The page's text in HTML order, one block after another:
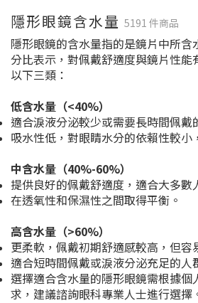
隱形眼鏡含水量 5191 件商品
隱形眼鏡的含水量指的是鏡片中所含
分比表示，對佩戴舒適度與鏡片性能
以下三類：
低含水量（<40%）
適合淚液分泌較少或需要長時間佩戴
吸水性低，對眼睛水分的依賴性較小
中含水量（40%-60%）
提供良好的佩戴舒適度，適合大多數
在透氧性和保濕性之間取得平衡。
高含水量（>60%）
更柔軟，佩戴初期舒適感較高，但容
適合短時間佩戴或淚液分泌充足的人
選擇適合含水量的隱形眼鏡需根據個
求，建議諮詢眼科專業人士進行選擇